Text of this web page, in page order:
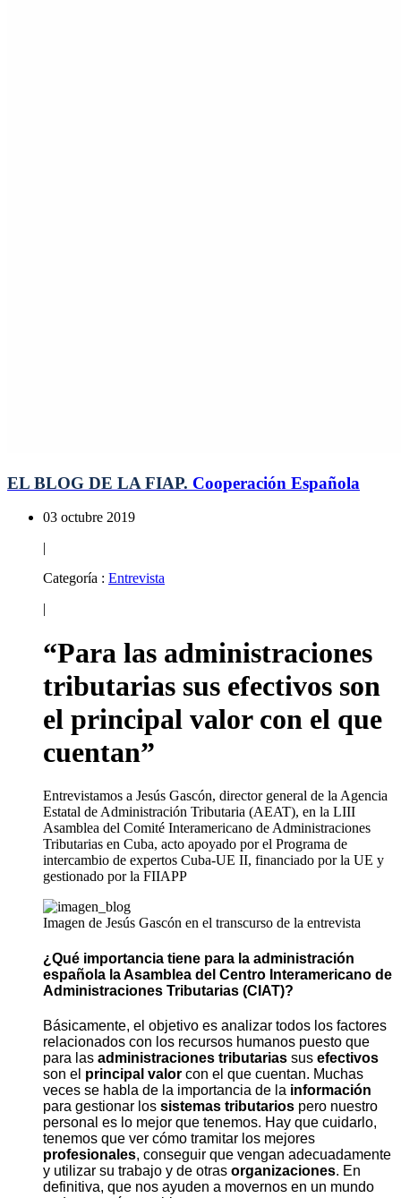
EL BLOG DE LA FIAP. Cooperación Española
03 octubre 2019
|
Categoría : Entrevista
|
“Para las administraciones
tributarias sus efectivos son
el principal valor con el que
cuentan”
Entrevistamos a Jesús Gascón, director general de la Agencia
Estatal de Administración Tributaria (AEAT), en la LIII
Asamblea del Comité Interamericano de Administraciones
Tributarias en Cuba, acto apoyado por el Programa de
intercambio de expertos Cuba-UE II, financiado por la UE y
gestionado por la FIIAPP
Imagen de Jesús Gascón en el transcurso de la entrevista
¿Qué importancia tiene para la administración
española la Asamblea del Centro Interamericano de
Administraciones Tributarias (CIAT)?
Básicamente, el objetivo es analizar todos los factores
relacionados con los recursos humanos puesto que
para las administraciones tributarias sus efectivos
son el principal valor con el que cuentan. Muchas
veces se habla de la importancia de la información
para gestionar los sistemas tributarios pero nuestro
personal es lo mejor que tenemos. Hay que cuidarlo,
tenemos que ver cómo tramitar los mejores
profesionales, conseguir que vengan adecuadamente
y utilizar su trabajo y de otras organizaciones. En
definitiva, que nos ayuden a movernos en un mundo